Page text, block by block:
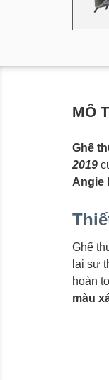
MÔ
Ghế
2019
Angie
Ghế
lại sự
hoàn
màu